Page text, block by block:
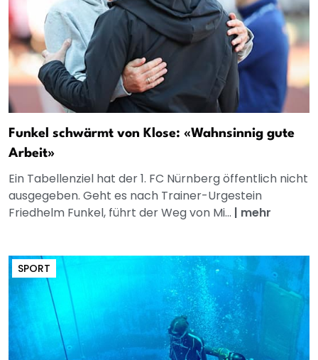
Funkel schwärmt von Klose: «Wahnsinnig gute
Arbeit»
Ein Tabellenziel hat der 1. FC Nürnberg öffentlich nicht
ausgegeben. Geht es nach Trainer-Urgestein
Friedhelm Funkel, führt der Weg von Mi... | mehr
SPORT